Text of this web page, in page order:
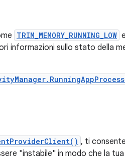
TRIM_MEMORY_RUNNING_LOW e
informazioni sullo stato della
, ti
"instabile" in modo che la